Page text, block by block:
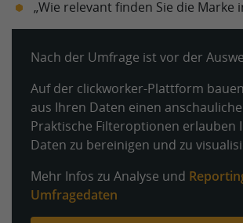
„Wie relevant finden Sie die Marke
Nach der Umfrage ist vor der
Auf der clickworker-Plattform
aus Ihren Daten einen
Praktische Filteroptionen erlauben
Daten zu bereinigen und zu
Mehr Infos zu Analyse und
Umfragedaten